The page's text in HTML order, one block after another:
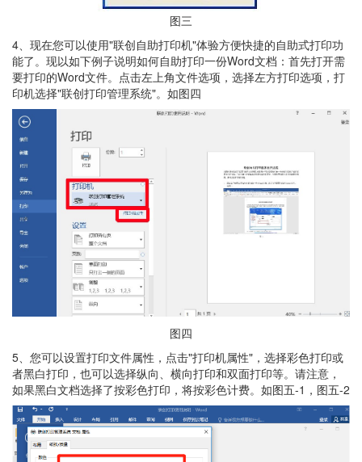
图三
4、现在您可以使用"联创自助打印机"体验方便快捷的自助式打印功
能了。现以如下例子说明如何自助打印一份Word文档：首先打开需
要打印的Word文件。点击左上角文件选项，选择左方打印选项，打
印机选择"联创打印管理系统"。如图四
图四
5、您可以设置打印文件属性，点击"打印机属性"，选择彩色打印或
者黑白打印，也可以选择纵向、横向打印和双面打印等。请注意，
如果黑白文档选择了按彩色打印，将按彩色计费。如图五-1，图五-2